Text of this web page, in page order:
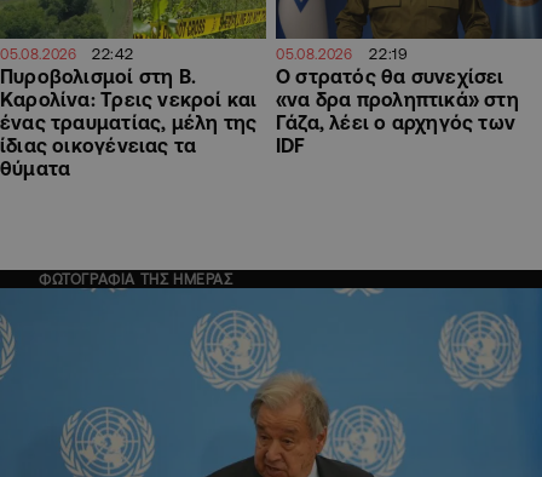
05.08.2026 22:42
Πυροβολισμοί στη Β.
Καρολίνα: Τρεις νεκροί και
ένας τραυματίας, μέλη της
ίδιας οικογένειας τα
θύματα
05.08.2026 22:19
Ο στρατός θα συνεχίσει
«να δρα προληπτικά» στη
Γάζα, λέει ο αρχηγός των
IDF
ΦΩΤΟΓΡΑΦΙΑ ΤΗΣ ΗΜΕΡΑΣ